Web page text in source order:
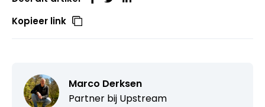
Kopieer link
Marco Derksen
Partner bij Upstream